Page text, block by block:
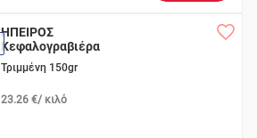
ΗΠΕΙΡΟΣ
Κεφαλογραβιέρα
Π.Ο.Π
Τριμμένη 150gr
23.26 €/ κιλό